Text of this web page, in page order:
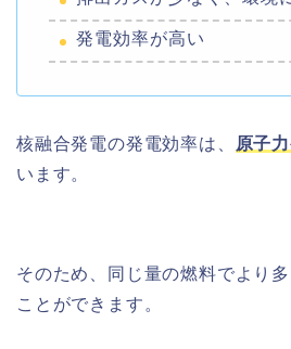
発電効率が高い
核融合発電の発電効率は、 原子
います。
そのため、同じ量の燃料でより
ことができます。